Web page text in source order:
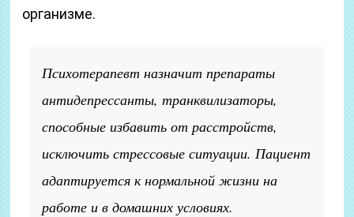
организме.
Психотерапевт назначит препараты
антидепрессанты, транквилизаторы,
способные избавить от расстройств,
исключить стрессовые ситуации. Пациент
адаптируется к нормальной жизни на
работе и в домашних условиях.